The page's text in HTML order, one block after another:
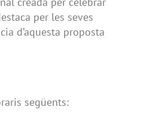
per les seves
d’aquesta proposta
següents: